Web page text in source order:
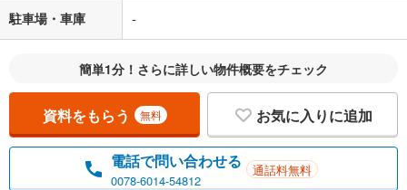
駐車場・車庫 -
簡単1分！さらに詳しい物件概要をチェック
資料をもらう 無料 お気に入りに追加
電話で問い合わせる
0078-6014-54812
通話料無料